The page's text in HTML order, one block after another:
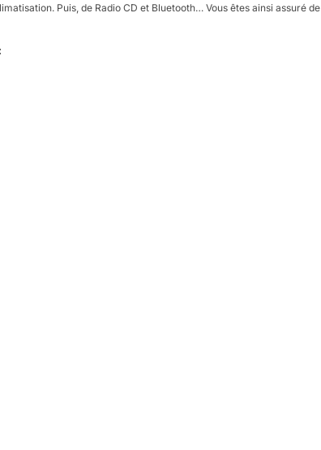
Puis, de Radio CD et Bluetooth… Vous êtes ainsi assuré de